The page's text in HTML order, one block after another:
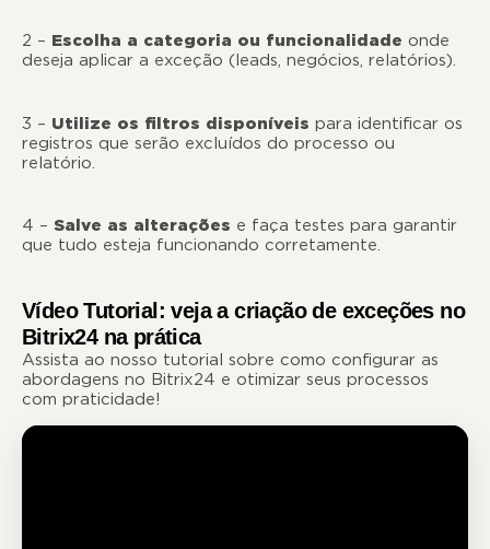
2 – Escolha a categoria ou funcionalidade onde
deseja aplicar a exceção (leads, negócios, relatórios).
3 – Utilize os filtros disponíveis para identificar os
registros que serão excluídos do processo ou
relatório.
4 – Salve as alterações e faça testes para garantir
que tudo esteja funcionando corretamente.
Vídeo Tutorial: veja a criação de exceções no
Bitrix24 na prática
Assista ao nosso tutorial sobre como configurar as
abordagens no Bitrix24 e otimizar seus processos
com praticidade!